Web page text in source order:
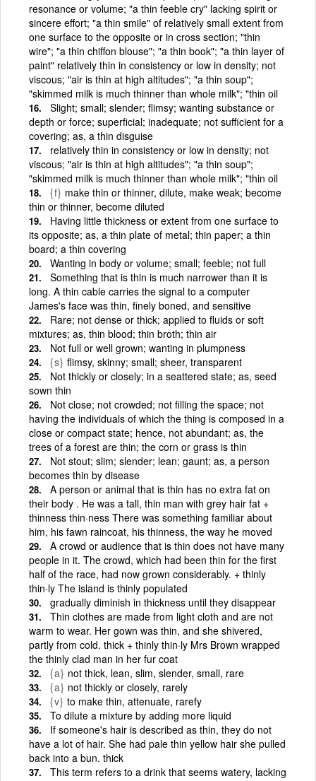
resonance or volume; "a thin feeble cry" lacking spirit or
sincere effort; "a thin smile" of relatively small extent from
one surface to the opposite or in cross section; "thin
wire"; "a thin chiffon blouse"; "a thin book"; "a thin layer of
paint" relatively thin in consistency or low in density; not
viscous; "air is thin at high altitudes"; "a thin soup";
"skimmed milk is much thinner than whole milk"; "thin oil
Slight; small; slender; flimsy; wanting substance or
depth or force; superficial; inadequate; not sufficient for a
covering; as, a thin disguise
relatively thin in consistency or low in density; not
viscous; "air is thin at high altitudes"; "a thin soup";
"skimmed milk is much thinner than whole milk"; "thin oil
{f} make thin or thinner, dilute, make weak; become
thin or thinner, become diluted
Having little thickness or extent from one surface to
its opposite; as, a thin plate of metal; thin paper; a thin
board; a thin covering
Wanting in body or volume; small; feeble; not full
Something that is thin is much narrower than it is
long. A thin cable carries the signal to a computer
James's face was thin, finely boned, and sensitive
Rare; not dense or thick; applied to fluids or soft
mixtures; as, thin blood; thin broth; thin air
Not full or well grown; wanting in plumpness
{s} flimsy, skinny; small; sheer, transparent
Not thickly or closely; in a seattered state; as, seed
sown thin
Not close; not crowded; not filling the space; not
having the individuals of which the thing is composed in a
close or compact state; hence, not abundant; as, the
trees of a forest are thin; the corn or grass is thin
Not stout; slim; slender; lean; gaunt; as, a person
becomes thin by disease
A person or animal that is thin has no extra fat on
their body . He was a tall, thin man with grey hair fat +
thinness thin·ness There was something familiar about
him, his fawn raincoat, his thinness, the way he moved
A crowd or audience that is thin does not have many
people in it. The crowd, which had been thin for the first
half of the race, had now grown considerably. + thinly
thin·ly The island is thinly populated
gradually diminish in thickness until they disappear
Thin clothes are made from light cloth and are not
warm to wear. Her gown was thin, and she shivered,
partly from cold. thick + thinly thin·ly Mrs Brown wrapped
the thinly clad man in her fur coat
{a} not thick, lean, slim, slender, small, rare
{a} not thickly or closely, rarely
{v} to make thin, attenuate, rarefy
To dilute a mixture by adding more liquid
If someone's hair is described as thin, they do not
have a lot of hair. She had pale thin yellow hair she pulled
back into a bun. thick
This term refers to a drink that seems watery, lacking